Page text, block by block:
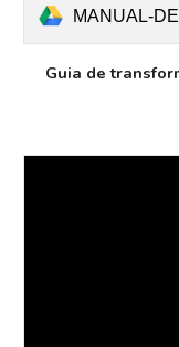
MANUAL-DE-
Guia de